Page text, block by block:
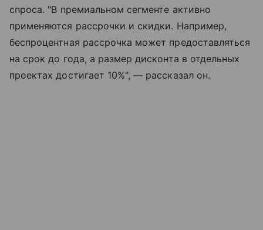
спроса. "В премиальном сегменте активно
применяются рассрочки и скидки. Например,
беспроцентная рассрочка может предоставляться
на срок до года, а размер дисконта в отдельных
проектах достигает 10%", — рассказал он.